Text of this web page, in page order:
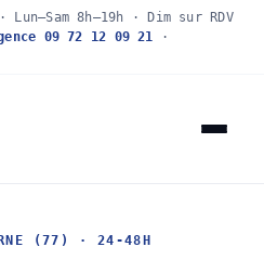
8h–19h · Dim sur RDV
09 72 12 09 21 ·
(77) · 24-48H